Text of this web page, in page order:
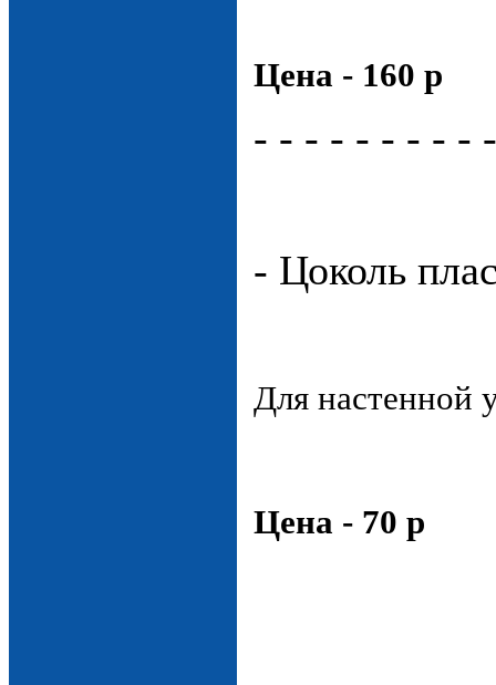
Цена - 160 р
- - - - - - - - - -
- Цоколь
Для настенной
Цена - 70 р